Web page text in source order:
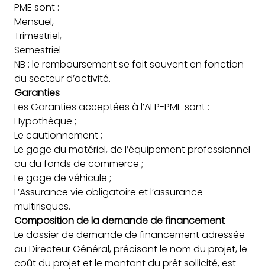
PME sont :
Mensuel,
Trimestriel,
Semestriel
NB : le remboursement se fait souvent en fonction
du secteur d’activité.
Garanties
Les Garanties acceptées à l’AFP-PME sont :
Hypothèque ;
Le cautionnement ;
Le gage du matériel, de l’équipement professionnel
ou du fonds de commerce ;
Le gage de véhicule ;
L’Assurance vie obligatoire et l’assurance
multirisques.
Composition de la demande de financement
Le dossier de demande de financement adressée
au Directeur Général, précisant le nom du projet, le
coût du projet et le montant du prêt sollicité, est